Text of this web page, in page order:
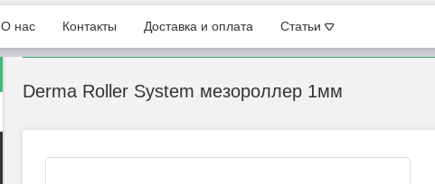
О нас Контакты Доставка и оплата Статьи
Derma Roller System мезороллер 1мм